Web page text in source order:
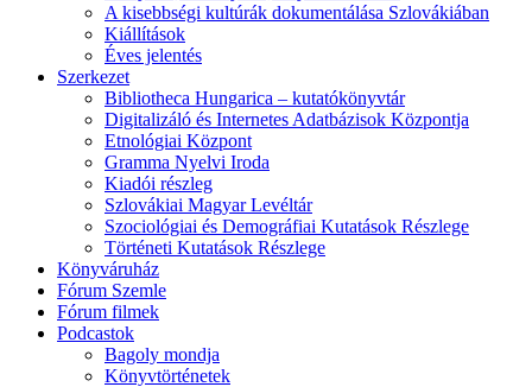
A kisebbségi kultúrák dokumentálása Szlovákiában
Kiállítások
Éves jelentés
Szerkezet
Bibliotheca Hungarica – kutatókönyvtár
Digitalizáló és Internetes Adatbázisok Központja
Etnológiai Központ
Gramma Nyelvi Iroda
Kiadói részleg
Szlovákiai Magyar Levéltár
Szociológiai és Demográfiai Kutatások Részlege
Történeti Kutatások Részlege
Könyváruház
Fórum Szemle
Fórum filmek
Podcastok
Bagoly mondja
Könyvtörténetek